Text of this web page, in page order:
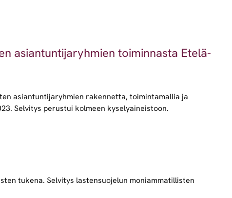
asiantuntijaryhmien toiminnasta Etelä-
asiantuntijaryhmien rakennetta, toimintamallia ja
Selvitys perustui kolmeen kyselyaineistoon.
tukena. Selvitys lastensuojelun moniammatillisten